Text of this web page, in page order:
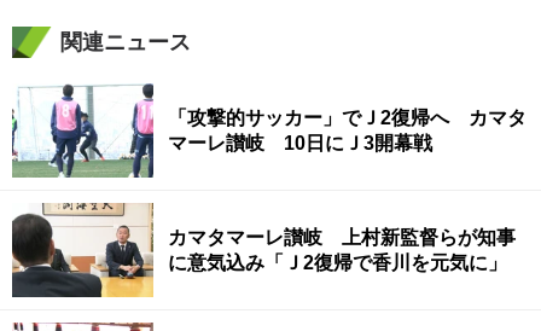
関連ニュース
「攻撃的サッカー」でＪ2復帰へ カマタ
マーレ讃岐 10日にＪ3開幕戦
カマタマーレ讃岐 上村新監督らが知事
に意気込み「Ｊ2復帰で香川を元気に」